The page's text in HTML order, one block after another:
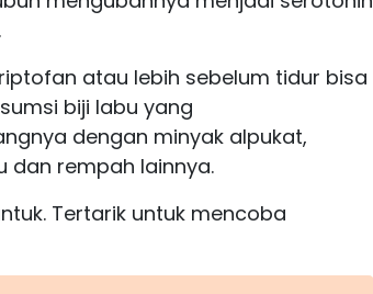
atau lebih sebelum tidur bisa
biji labu yang
dengan minyak alpukat,
dan rempah lainnya.
Tertarik untuk mencoba